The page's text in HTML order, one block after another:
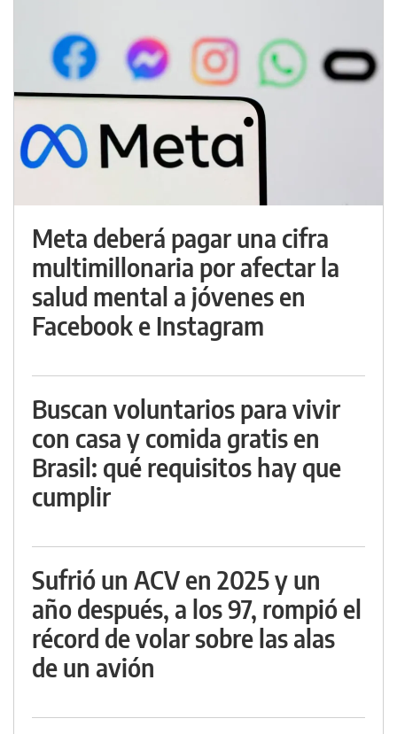
Meta deberá pagar una cifra
multimillonaria por afectar la
salud mental a jóvenes en
Facebook e Instagram
Buscan voluntarios para vivir
con casa y comida gratis en
Brasil: qué requisitos hay que
cumplir
Sufrió un ACV en 2025 y un
año después, a los 97, rompió el
récord de volar sobre las alas
de un avión